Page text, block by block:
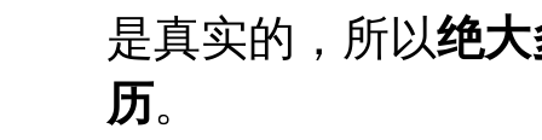
是真实的，所以绝
历。